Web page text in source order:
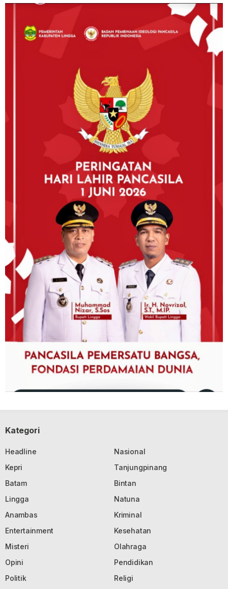
Kategori
Headline
Nasional
Kepri
Tanjungpinang
Batam
Bintan
Lingga
Natuna
Anambas
Kriminal
Entertainment
Kesehatan
Misteri
Olahraga
Opini
Pendidikan
Politik
Religi